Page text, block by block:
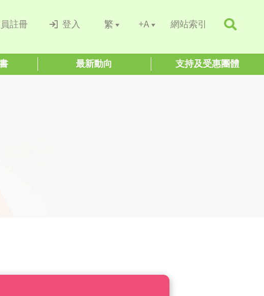
註冊 登入 繁 +A 網站索引
最新動向 支持及受惠團體